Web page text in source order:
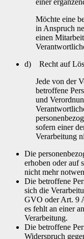
Möchte eine
in Anspruch
einen
d) Recht auf
Jede von der
betroffene
und
sofern einer
Verarbeitung
Die
erhoben oder auf
nicht mehr
Die betroffene
sich die
GVO oder Art. 9
es fehlt an einer
Verarbeitung.
Die betroffene
Widerspruch